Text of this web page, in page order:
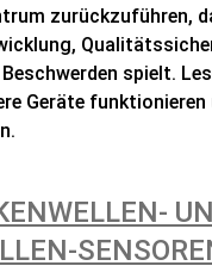
zurückzuführen,
spielt.
Geräte funktionieren